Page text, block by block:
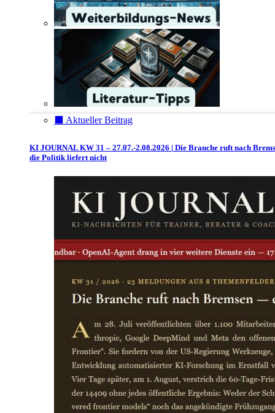
⬛️ Aktueller Beitrag
KI JOURNAL KW 31 – 27.07.-2.08.2026 | Die Branche ruft nach
die Politik liefert nicht